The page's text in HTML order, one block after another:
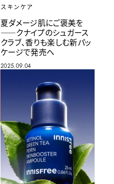
スキンケア
夏ダメージ肌にご褒美を
――クナイプのシュガース
クラブ、香りも楽しむ新パッ
ケージで発売へ
2025.09.04